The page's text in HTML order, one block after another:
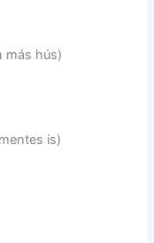
más hús)
is)